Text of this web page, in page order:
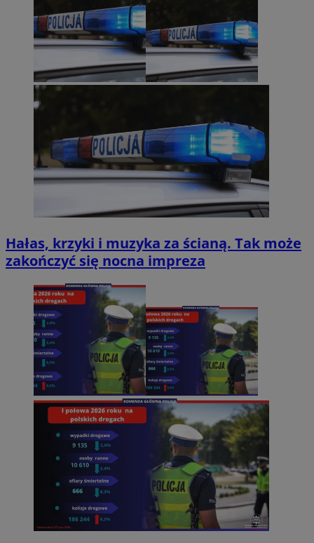
Hałas, krzyki i muzyka za ścianą. Tak może
zakończyć się nocna impreza